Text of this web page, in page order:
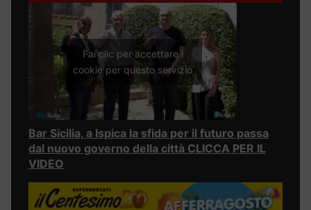
Fai clic per accettare i
cookie per questo servizio
Bar Sicilia, a Ispica la sfida per il futuro passa
dal nuovo governo della città CLICCA PER IL
VIDEO